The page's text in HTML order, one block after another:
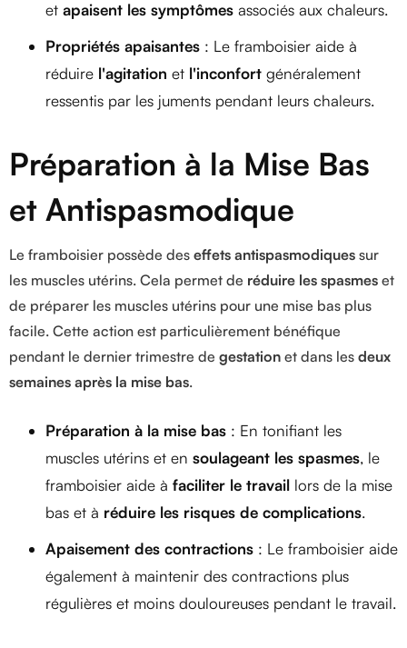
et apaisent les symptômes associés aux chaleurs.
Propriétés apaisantes : Le framboisier aide à
réduire l'agitation et l'inconfort généralement
ressentis par les juments pendant leurs chaleurs.
Préparation à la Mise Bas
et Antispasmodique
Le framboisier possède des effets antispasmodiques sur
les muscles utérins. Cela permet de réduire les spasmes et
de préparer les muscles utérins pour une mise bas plus
facile. Cette action est particulièrement bénéfique
pendant le dernier trimestre de gestation et dans les deux
semaines après la mise bas.
Préparation à la mise bas : En tonifiant les
muscles utérins et en soulageant les spasmes, le
framboisier aide à faciliter le travail lors de la mise
bas et à réduire les risques de complications.
Apaisement des contractions : Le framboisier aide
également à maintenir des contractions plus
régulières et moins douloureuses pendant le travail.